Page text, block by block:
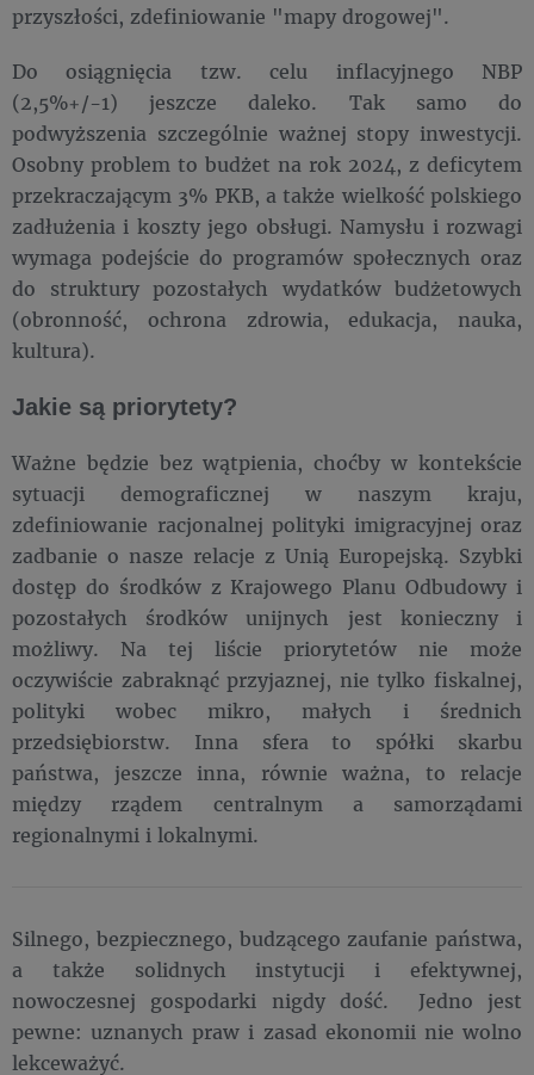
przyszłości, zdefiniowanie "mapy drogowej".
Do osiągnięcia tzw. celu inflacyjnego NBP
(2,5%+/-1) jeszcze daleko. Tak samo do
podwyższenia szczególnie ważnej stopy inwestycji.
Osobny problem to budżet na rok 2024, z deficytem
przekraczającym 3% PKB, a także wielkość polskiego
zadłużenia i koszty jego obsługi. Namysłu i rozwagi
wymaga podejście do programów społecznych oraz
do struktury pozostałych wydatków budżetowych
(obronność, ochrona zdrowia, edukacja, nauka,
kultura).
Jakie są priorytety?
Ważne będzie bez wątpienia, choćby w kontekście
sytuacji demograficznej w naszym kraju,
zdefiniowanie racjonalnej polityki imigracyjnej oraz
zadbanie o nasze relacje z Unią Europejską. Szybki
dostęp do środków z Krajowego Planu Odbudowy i
pozostałych środków unijnych jest konieczny i
możliwy. Na tej liście priorytetów nie może
oczywiście zabraknąć przyjaznej, nie tylko fiskalnej,
polityki wobec mikro, małych i średnich
przedsiębiorstw. Inna sfera to spółki skarbu
państwa, jeszcze inna, równie ważna, to relacje
między rządem centralnym a samorządami
regionalnymi i lokalnymi.
Silnego, bezpiecznego, budzącego zaufanie państwa,
a także solidnych instytucji i efektywnej,
nowoczesnej gospodarki nigdy dość. Jedno jest
pewne: uznanych praw i zasad ekonomii nie wolno
lekceważyć.